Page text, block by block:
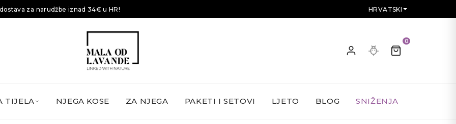
za narudžbe iznad 34€ u HR! HRVATSKI
0
TIJELA NJEGA KOSE ZA NJEGA PAKETI I SETOVI LJETO BLOG SNIŽENJA